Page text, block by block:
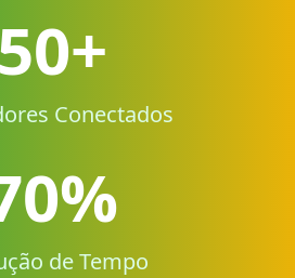
50+
Conectados
de Tempo